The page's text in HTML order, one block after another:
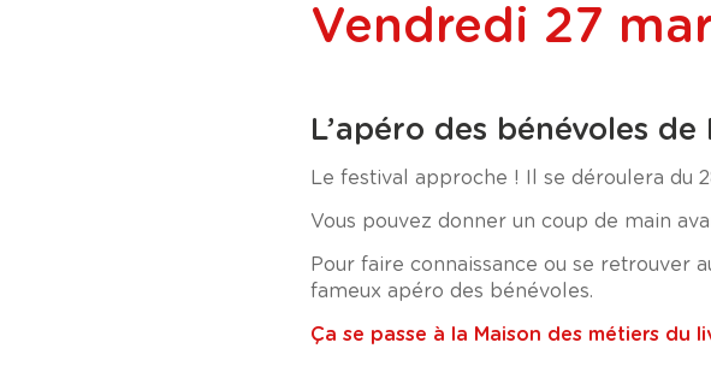
Vendredi 27
L’apéro des bénévoles
Le festival approche ! Il se déroulera du
Vous pouvez donner un coup de main
Pour faire connaissance ou se retrouver
fameux apéro des bénévoles.
Ça se passe à la Maison des métiers du